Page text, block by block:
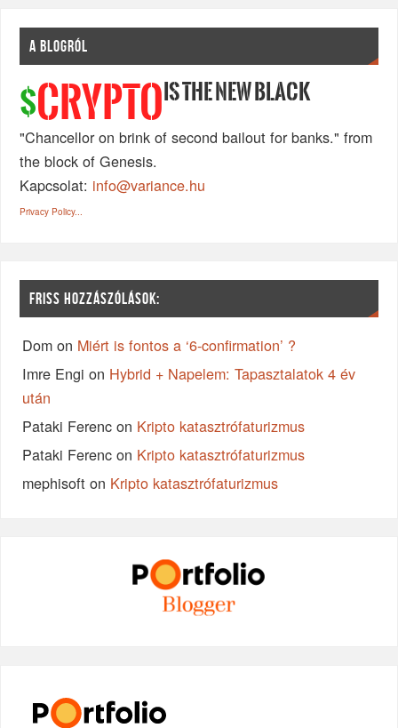
A BLOGRÓL
$CRYPTO IS THE NEW BLACK
"Chancellor on brink of second bailout for banks." from
the block of Genesis.
Kapcsolat: info@variance.hu
Privacy Policy...
FRISS HOZZÁSZÓLÁSOK:
Dom on Miért is fontos a ‘6-confirmation’ ?
Imre Engi on Hybrid + Napelem: Tapasztalatok 4 év
után
Pataki Ferenc on Kripto katasztrófaturizmus
Pataki Ferenc on Kripto katasztrófaturizmus
mephisoft on Kripto katasztrófaturizmus